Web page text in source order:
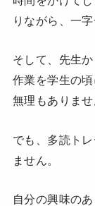
りながら、一
そして、先生
作業を学生の
無理もありませ
でも、多読ト
ません。
自分の興味の